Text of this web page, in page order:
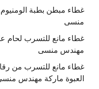
غطاء مبطن بطبة
منسى
غطاء مانع للتسرب لحام
مهندس منسى
غطاء مانع للتسرب من
العبوة ماركة مهندس منسى